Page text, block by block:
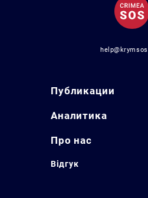
Публикации
Аналитика
Про нас
Відгук